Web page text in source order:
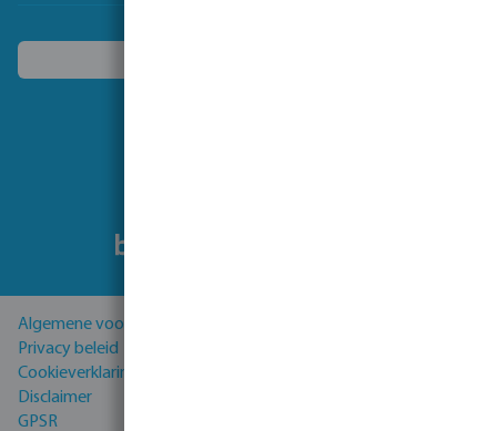
Algemene voorwaarden
Privacy beleid
Cookieverklaring
Disclaimer
GPSR